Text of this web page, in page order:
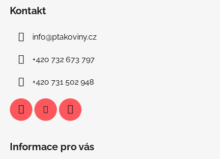
Kontakt
info@ptakoviny.cz
+420 732 673 797
+420 731 502 948
Informace pro vás